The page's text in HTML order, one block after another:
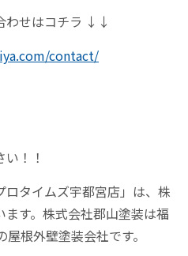
わせはコチラ ↓↓
contact/
！！
タイムズ宇都宮店」は、株
す。株式会社郡山塗装は福
根外壁塗装会社です。